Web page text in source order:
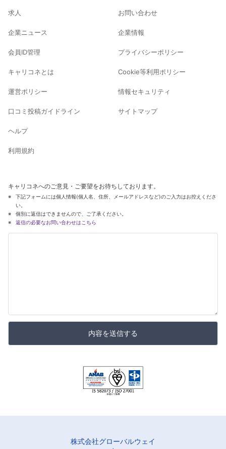
求人
企業ニュース
会員ID管理
キャリコネとは
運営ポリシー
口コミ投稿ガイドライン
ヘルプ
利用規約
お問い合わせ
企業情報
プライバシーポリシー
Cookie等利用ポリシー
情報セキュリティ
サイトマップ
キャリコネへのご意見・ご要望をお待ちしております。
下記フォームには個人情報(個人名、住所、メールアドレスなど)のご入力はお控えくださ
い。
個別に返信はできませんので、ご了承ください。
返信の必要なお問い合わせはこちら
内容を送信する
株式会社グローバルウェイ